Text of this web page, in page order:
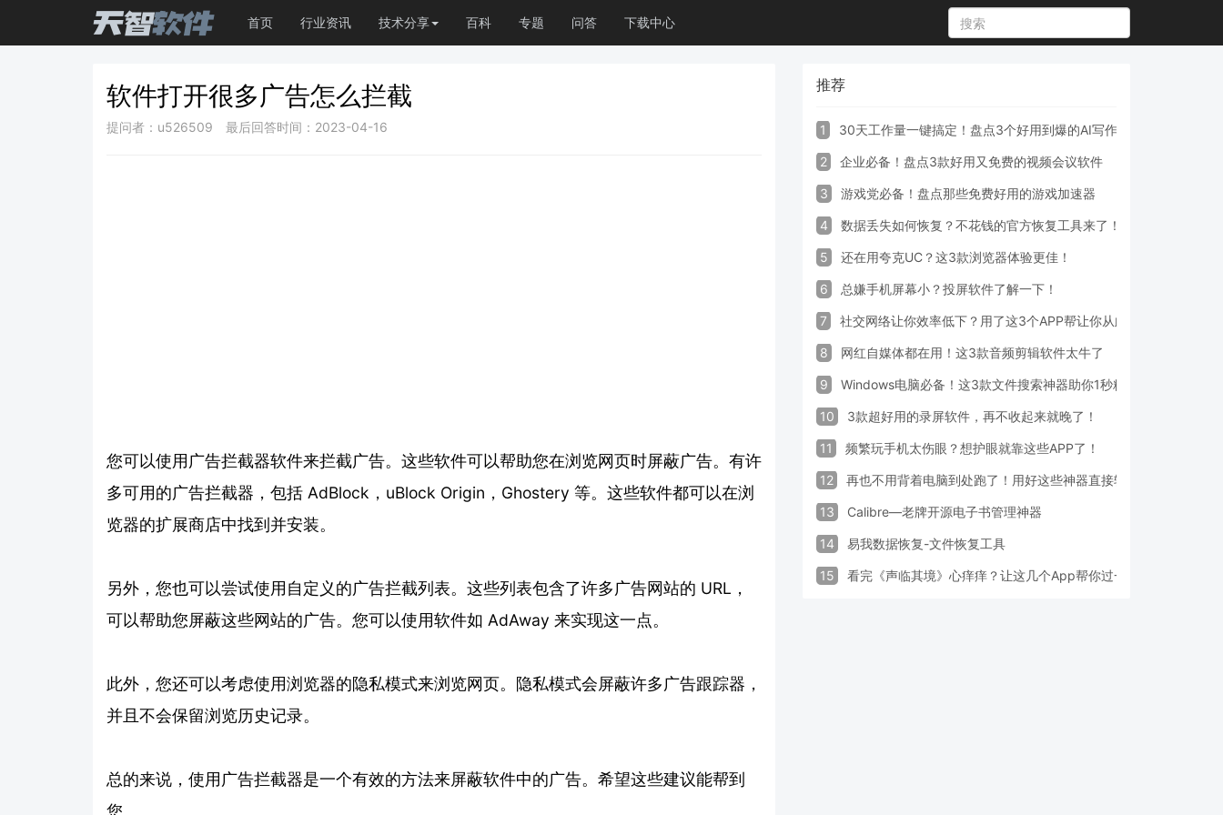
首页 行业资讯 技术分享 百科 专题 问答 下载中心
软件打开很多广告怎么拦截
提问者：u526509 最后回答时间：2023-04-16
您可以使用广告拦截器软件来拦截广告。这些软件可以帮助您在浏览网页时屏蔽广告。有许
多可用的广告拦截器，包括 AdBlock，uBlock Origin，Ghostery 等。这些软件都可以在浏
览器的扩展商店中找到并安装。
另外，您也可以尝试使用自定义的广告拦截列表。这些列表包含了许多广告网站的 URL，
可以帮助您屏蔽这些网站的广告。您可以使用软件如 AdAway 来实现这一点。
此外，您还可以考虑使用浏览器的隐私模式来浏览网页。隐私模式会屏蔽许多广告跟踪器，
并且不会保留浏览历史记录。
总的来说，使用广告拦截器是一个有效的方法来屏蔽软件中的广告。希望这些建议能帮到
您。
推荐
1 30天工作量一键搞定！盘点3个好用到爆的AI写作生成器工具
2 企业必备！盘点3款好用又免费的视频会议软件
3 游戏党必备！盘点那些免费好用的游戏加速器
4 数据丢失如何恢复？不花钱的官方恢复工具来了！
5 还在用夸克UC？这3款浏览器体验更佳！
6 总嫌手机屏幕小？投屏软件了解一下！
7 社交网络让你效率低下？用了这3个APP帮让你从此戒掉手机！
8 网红自媒体都在用！这3款音频剪辑软件太牛了
9 Windows电脑必备！这3款文件搜索神器助你1秒精准定位文件
10 3款超好用的录屏软件，再不收起来就晚了！
11 频繁玩手机太伤眼？想护眼就靠这些APP了！
12 再也不用背着电脑到处跑了！用好这些神器直接轻松办公
13 Calibre—老牌开源电子书管理神器
14 易我数据恢复-文件恢复工具
15 看完《声临其境》心痒痒？让这几个App帮你过一把配音瘾